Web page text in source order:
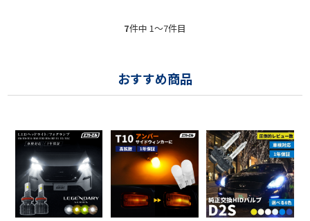
7件中 1〜7件目
おすすめ商品